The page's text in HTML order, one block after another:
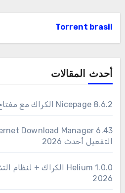
Torrent brasil
أحدث المقالات
Nicepage 8.6.2 الكراك مع مفتاح التفعيل تحميل 2026
التفعيل أحدث 2026
2026